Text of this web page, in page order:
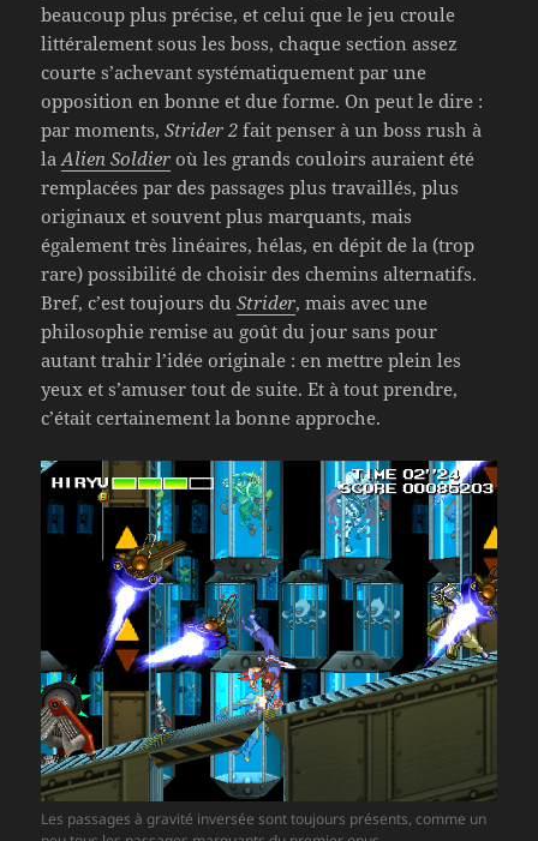
beaucoup plus précise, et celui que le jeu croule
littéralement sous les boss, chaque section assez
courte s’achevant systématiquement par une
opposition en bonne et due forme. On peut le dire :
par moments,Strider 2 fait penser à un boss rush à
laAlien Soldier où les grands couloirs auraient été
remplacées par des passages plus travaillés, plus
originaux et souvent plus marquants, mais
également très linéaires, hélas, en dépit de la (trop
rare) possibilité de choisir des chemins alternatifs.
Bref, c’est toujours duStrider, mais avec une
philosophie remise au goût du jour sans pour
autant trahir l’idée originale : en mettre plein les
yeux et s’amuser tout de suite. Et à tout prendre,
c’était certainement la bonne approche.
Les passages à gravité inversée sont toujours présents, comme un